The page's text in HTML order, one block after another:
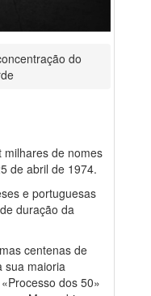
do
de nomes
de abril de 1974.
e portuguesas
duração da
centenas de
sua maioria
dos 50»